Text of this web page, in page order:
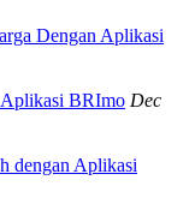
Dengan Aplikasi
BRImo Dec
dengan Aplikasi